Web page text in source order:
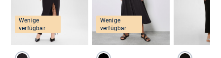
Wenige
verfügbar
Wenige
verfügbar